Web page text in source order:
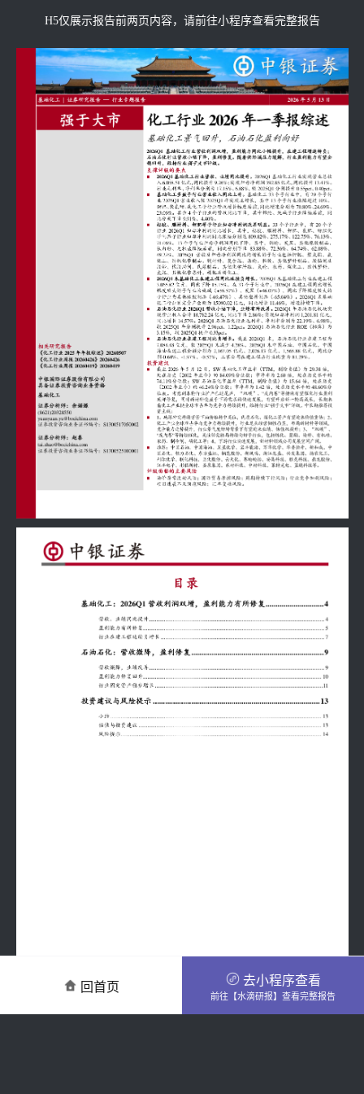
H5仅展示报告前两页内容，请前往小程序查看完整报告
回首页 去小程序查看
前往【水滴研报】查看完整报告